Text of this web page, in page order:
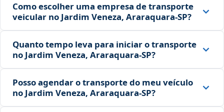
Como escolher uma empresa de transporte
veicular no Jardim Veneza, Araraquara‑SP?
Quanto tempo leva para iniciar o transporte
no Jardim Veneza, Araraquara‑SP?
Posso agendar o transporte do meu veículo
no Jardim Veneza, Araraquara‑SP?